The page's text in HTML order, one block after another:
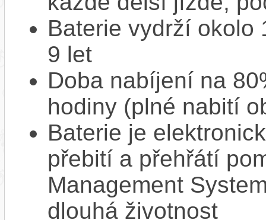
Baterie vydrží okolo
9 let
Doba nabíjení na
hodiny (plné nabití
Baterie je
přebití a přehřátí
Management
dlouhá životnost